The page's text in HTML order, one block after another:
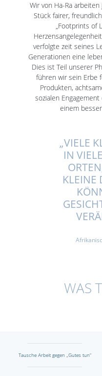
Wir von Ha-Ra
Stück fairer,
„Footprints of
verfolgte zeit seines
Generationen eine
Dies ist Teil unserer
führen wir sein Erbe
Produkten,
sozialen
einem
„VIELE
IN
KLEINE
WAS
Tausche Arbeit gegen „Gutes tun“